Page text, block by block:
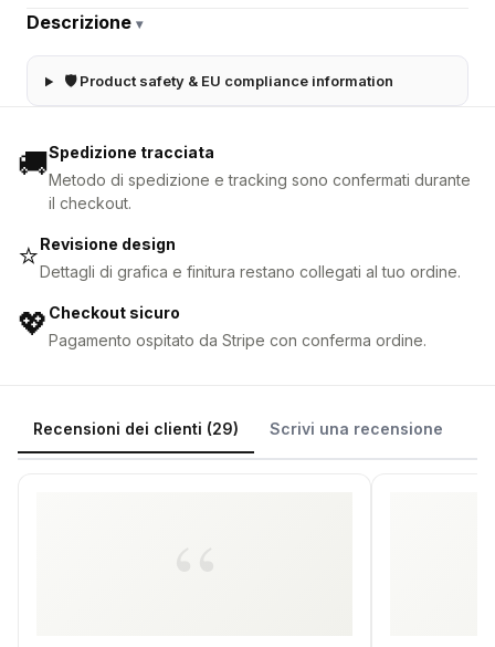
Descrizione ▾
🛡 Product safety & EU compliance information
🚚Spedizione tracciata
Metodo di spedizione e tracking sono confermati durante
il checkout.
⭐Revisione design
Dettagli di grafica e finitura restano collegati al tuo ordine.
💖 Checkout sicuro
Pagamento ospitato da Stripe con conferma ordine.
Recensioni dei clienti (29) Scrivi una recensione